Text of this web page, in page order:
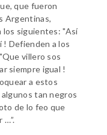
que fueron
Argentinas,
los siguientes: "Así
! Defienden a los
villero sos
siempre igual !
a estos
algunos tan negros
de lo feo que
…”.